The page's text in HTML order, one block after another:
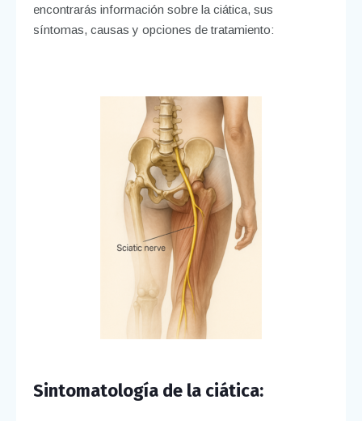
encontrarás información sobre la ciática, sus
síntomas, causas y opciones de tratamiento:
Sintomatología de la ciática: